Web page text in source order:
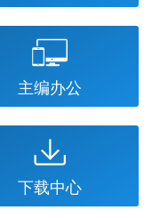
主编办公
下载中心